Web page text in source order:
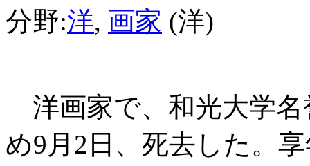
分野:洋, 画家 (洋)
洋画家で、和光大学名
め9月2日、死去した。